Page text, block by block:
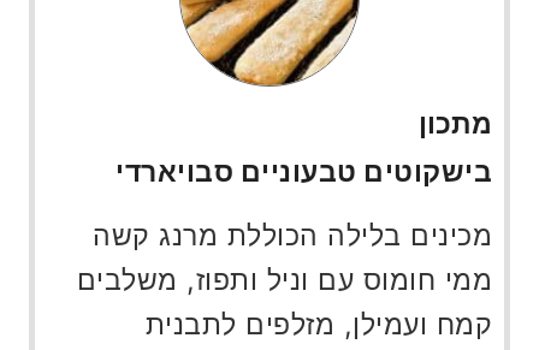
מתכון
בישקוטים טבעוניים סבויארדי
מכינים בלילה הכוללת מרנג קשה
ממי חומוס עם וניל ותפוז, משלבים
קמח ועמילן, מזלפים לתבנית